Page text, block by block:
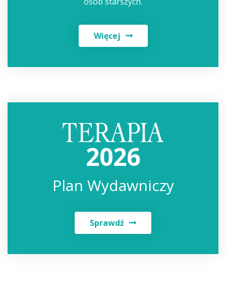
Więcej
2026
Plan Wydawniczy
Sprawdź